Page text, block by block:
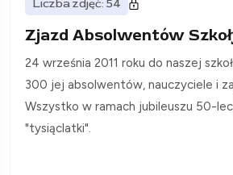
Liczba zdjęć: 54
Zjazd Absolwentów
24 września 2011 roku do naszej
300 jej absolwentów, nauczyciele i
Wszystko w ramach jubileuszu 50-
"tysiąclatki".